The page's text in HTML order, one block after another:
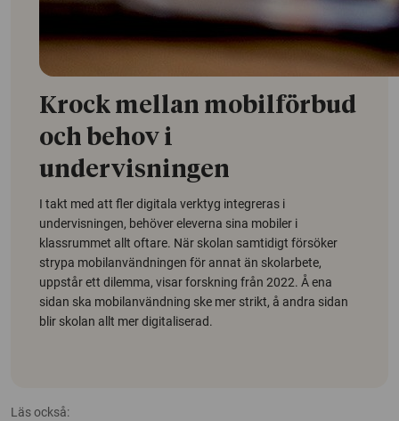
Krock mellan mobilförbud
och behov i
undervisningen
I takt med att fler digitala verktyg integreras i
undervisningen, behöver eleverna sina mobiler i
klassrummet allt oftare. När skolan samtidigt försöker
strypa mobilanvändningen för annat än skolarbete,
uppstår ett dilemma, visar forskning från 2022. Å ena
sidan ska mobilanvändning ske mer strikt, å andra sidan
blir skolan allt mer digitaliserad.
Läs också: